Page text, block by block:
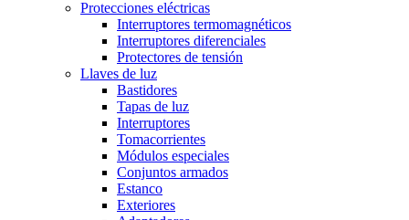
Protecciones eléctricas
Interruptores termomagnéticos
Interruptores diferenciales
Protectores de tensión
Llaves de luz
Bastidores
Tapas de luz
Interruptores
Tomacorrientes
Módulos especiales
Conjuntos armados
Estanco
Exteriores